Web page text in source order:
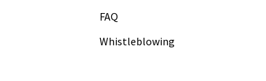
FAQ
Whistleblowing